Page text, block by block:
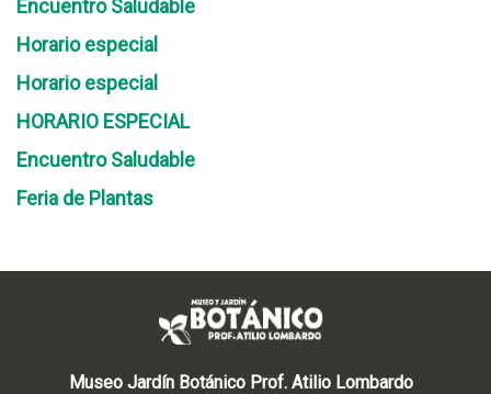
Encuentro Saludable
Horario especial
Horario especial
HORARIO ESPECIAL
Encuentro Saludable
Feria de Plantas
Museo Jardín Botánico Prof. Atilio Lombardo